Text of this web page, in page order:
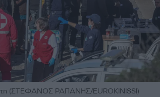
(ΣΤΕΦΑΝΟΣ ΡΑΠΑΝΗΣ/EUROKINISSI)